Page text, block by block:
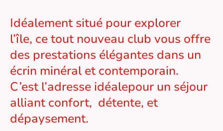
Idéalement situé pour explorer
l’île, ce tout nouveau club vous offre
des prestations élégantes dans un
écrin minéral et contemporain.
C’est l’adresse idéalepour un séjour
alliant confort, détente, et
dépaysement.